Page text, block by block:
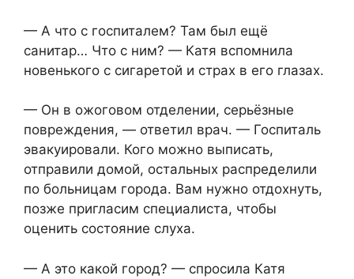
— А что с госпиталем? Там был ещё
санитар… Что с ним? — Катя вспомнила
новенького с сигаретой и страх в его глазах.
— Он в ожоговом отделении, серьёзные
повреждения, — ответил врач. — Госпиталь
эвакуировали. Кого можно выписать,
отправили домой, остальных распределили
по больницам города. Вам нужно отдохнуть,
позже пригласим специалиста, чтобы
оценить состояние слуха.
— А это какой город? — спросила Катя